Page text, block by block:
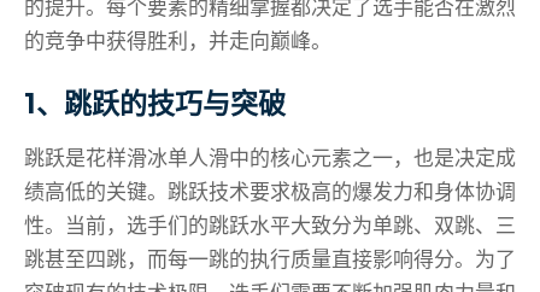
的提升。每个要素的精细掌握都决定了选手能否在激烈
的竞争中获得胜利，并走向巅峰。
1、跳跃的技巧与突破
跳跃是花样滑冰单人滑中的核心元素之一，也是决定成
绩高低的关键。跳跃技术要求极高的爆发力和身体协调
性。当前，选手们的跳跃水平大致分为单跳、双跳、三
跳甚至四跳，而每一跳的执行质量直接影响得分。为了